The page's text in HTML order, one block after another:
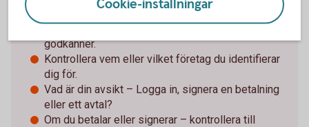
säkerhetsdosan om någon oväntat kontaktar dig.
Läs alltid texten innan du loggar in eller
godkänner.
Kontrollera vem eller vilket företag du identifierar
dig för.
Vad är din avsikt – Logga in, signera en betalning
eller ett avtal?
Om du betalar eller signerar – kontrollera till
Cookie-inställningar